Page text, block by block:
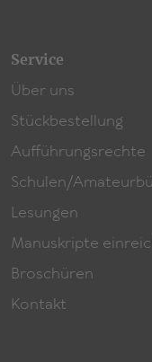
Service
Über uns
Stückbestellung
Aufführungsrechte
Schulen/
Lesungen
Manuskripte
Broschüren
Kontakt